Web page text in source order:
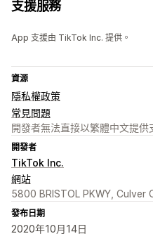
支援服務
App 支援由 TikTok Inc. 提供。
資源
隱私權政策
常見問題
開發者無法直接以繁體中文提供
開發者
TikTok Inc.
網站
5800 BRISTOL PKWY, Culver
發布日期
2020年10月14日